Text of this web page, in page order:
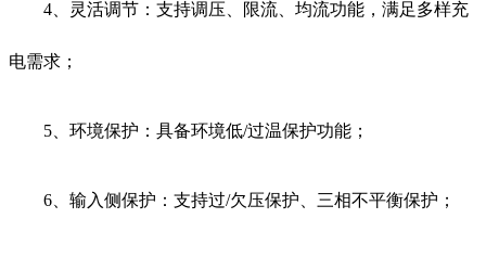
4、灵活调节：支持调压、限流、均流功能，满足多样充
电需求；
5、环境保护：具备环境低/过温保护功能；
6、输入侧保护：支持过/欠压保护、三相不平衡保护；